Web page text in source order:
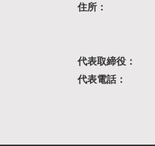
住所：
代表取締役：
代表電話：